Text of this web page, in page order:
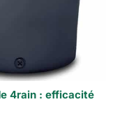
4rain : efficacité